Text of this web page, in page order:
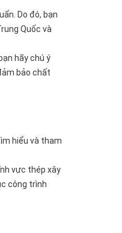
Do đó, bạn
Quốc và
hãy chú ý
bảo chất
hiểu và tham
vực thép xây
công trình